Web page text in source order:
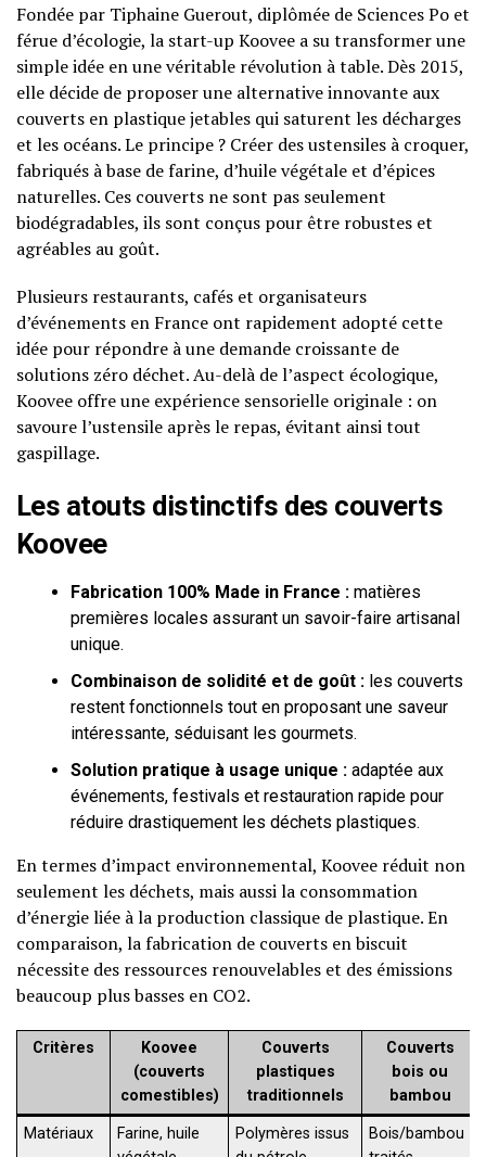
Fondée par Tiphaine Guerout, diplômée de Sciences Po et
férue d’écologie, la start-up Koovee a su transformer une
simple idée en une véritable révolution à table. Dès 2015,
elle décide de proposer une alternative innovante aux
couverts en plastique jetables qui saturent les décharges
et les océans. Le principe ? Créer des ustensiles à croquer,
fabriqués à base de farine, d’huile végétale et d’épices
naturelles. Ces couverts ne sont pas seulement
biodégradables, ils sont conçus pour être robustes et
agréables au goût.
Plusieurs restaurants, cafés et organisateurs
d’événements en France ont rapidement adopté cette
idée pour répondre à une demande croissante de
solutions zéro déchet. Au-delà de l’aspect écologique,
Koovee offre une expérience sensorielle originale : on
savoure l’ustensile après le repas, évitant ainsi tout
gaspillage.
Les atouts distinctifs des couverts
Koovee
Fabrication 100% Made in France : matières
premières locales assurant un savoir-faire artisanal
unique.
Combinaison de solidité et de goût : les couverts
restent fonctionnels tout en proposant une saveur
intéressante, séduisant les gourmets.
Solution pratique à usage unique : adaptée aux
événements, festivals et restauration rapide pour
réduire drastiquement les déchets plastiques.
En termes d’impact environnemental, Koovee réduit non
seulement les déchets, mais aussi la consommation
d’énergie liée à la production classique de plastique. En
comparaison, la fabrication de couverts en biscuit
nécessite des ressources renouvelables et des émissions
beaucoup plus basses en CO2.
Critères
Koovee
(couverts
comestibles)
Couverts
plastiques
traditionnels
Couverts
bois ou
bambou
Matériaux
Farine, huile
Polymères issus
Bois/bambou